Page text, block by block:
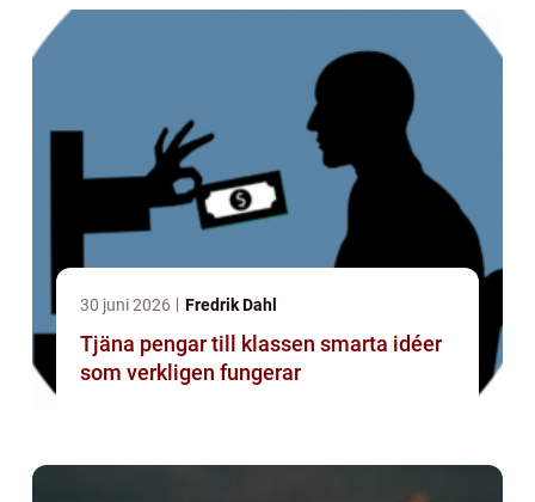
30 juni 2026 Fredrik Dahl
Tjäna pengar till klassen smarta idéer
som verkligen fungerar